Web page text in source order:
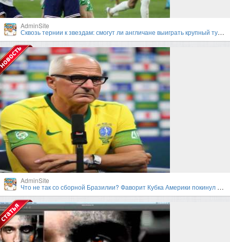
AdminSite
Сквозь тернии к звездам: смогут ли англичане выиграть крупный турнир под руководством Гарета Саутгейта?
AdminSite
Что не так со сборной Бразилии? Фаворит Кубка Америки покинул турнир в первом раунде плей-офф